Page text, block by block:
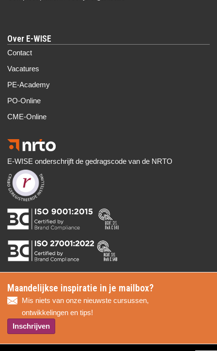
Over E-WISE
Contact
Vacatures
PE-Academy
PO-Online
CME-Online
E-WISE onderschrijft de gedragscode van de NRTO
Maandelijkse inspiratie in je mailbox?
Mis niets van onze nieuwste cursussen,
ontwikkelingen en tips!
Inschrijven